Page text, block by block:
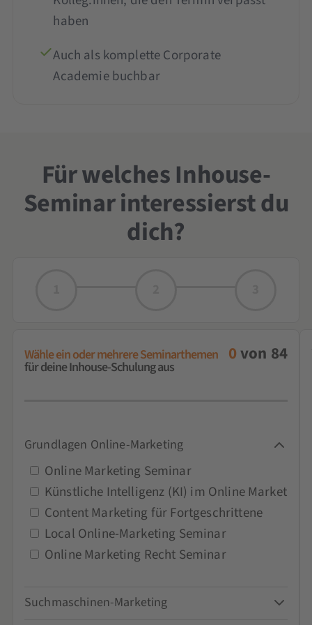
haben
Auch als komplette Corporate
Academie buchbar
Für welches Inhouse-
Seminar interessierst du
dich?
Wähle ein oder mehrere Seminarthemen
für deine Inhouse-Schulung aus
0von 84
Grundlagen Online-Marketing
Online Marketing Seminar
Künstliche Intelligenz (KI) im Online Marketing
Content Marketing für Fortgeschrittene
Local Online-Marketing Seminar
Online Marketing Recht Seminar
Suchmaschinen-Marketing